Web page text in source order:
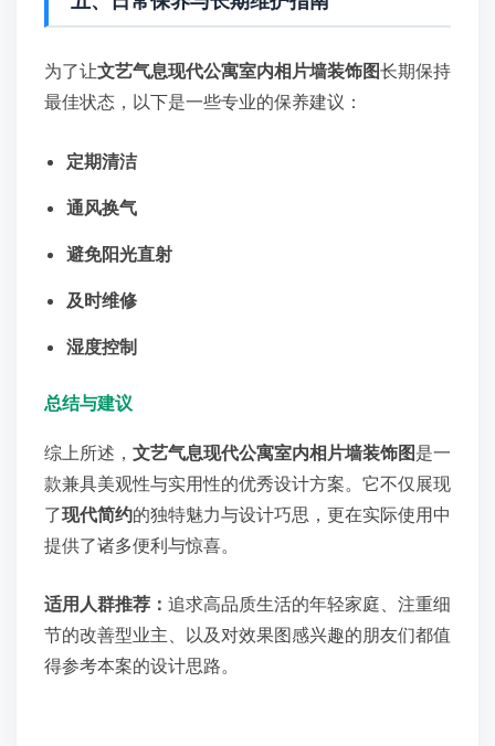
为了让文艺气息现代公寓室内相片墙装饰图长期保持
最佳状态，以下是一些专业的保养建议：
定期清洁
通风换气
避免阳光直射
及时维修
湿度控制
总结与建议
综上所述， 文艺气息现代公寓室内相片墙装饰图是一
款兼具美观性与实用性的优秀设计方案。它不仅展现
了现代简约的独特魅力与设计巧思，更在实际使用中
提供了诸多便利与惊喜。
适用人群推荐： 追求高品质生活的年轻家庭、注重细
节的改善型业主、以及对效果图感兴趣的朋友们都值
得参考本案的设计思路。